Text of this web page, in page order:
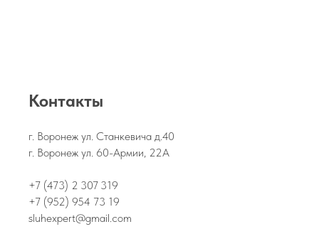
Контакты
г. Воронеж ул. Станкевича д.40
г. Воронеж ул. 60-Армии, 22А
+7 (473) 2 307 319
+7 (952) 954 73 19
sluhexpert@gmail.com